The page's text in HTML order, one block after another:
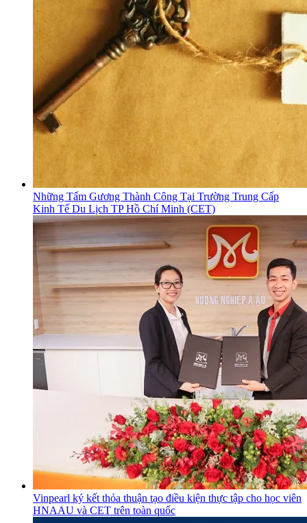
Những Tấm Gương Thành Công Tại Trường Trung Cấp
Kinh Tế Du Lịch TP Hồ Chí Minh (CET)
Vinpearl ký kết thỏa thuận tạo điều kiện thực tập cho học viên
HNAAU và CET trên toàn quốc